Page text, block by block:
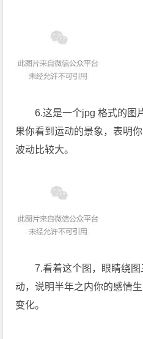
6.这是一个jpg 格式的图
果你看到运动的景象，表明
波动比较大。
7.看着这个图，眼睛绕
动，说明半年之内你的感情
变化。